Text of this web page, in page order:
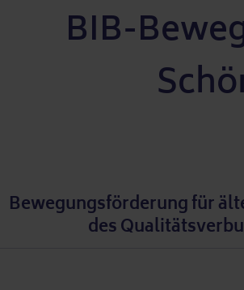
BIB-
Bewegungsförderung für
des